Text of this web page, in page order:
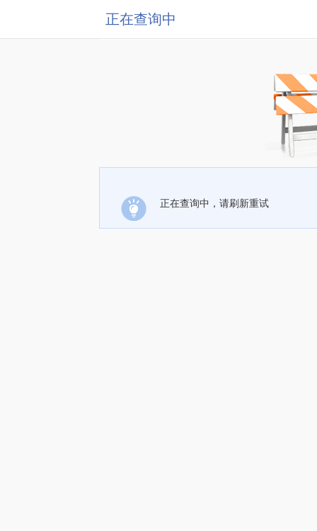
正在查询中
正在查询中，请刷新重试